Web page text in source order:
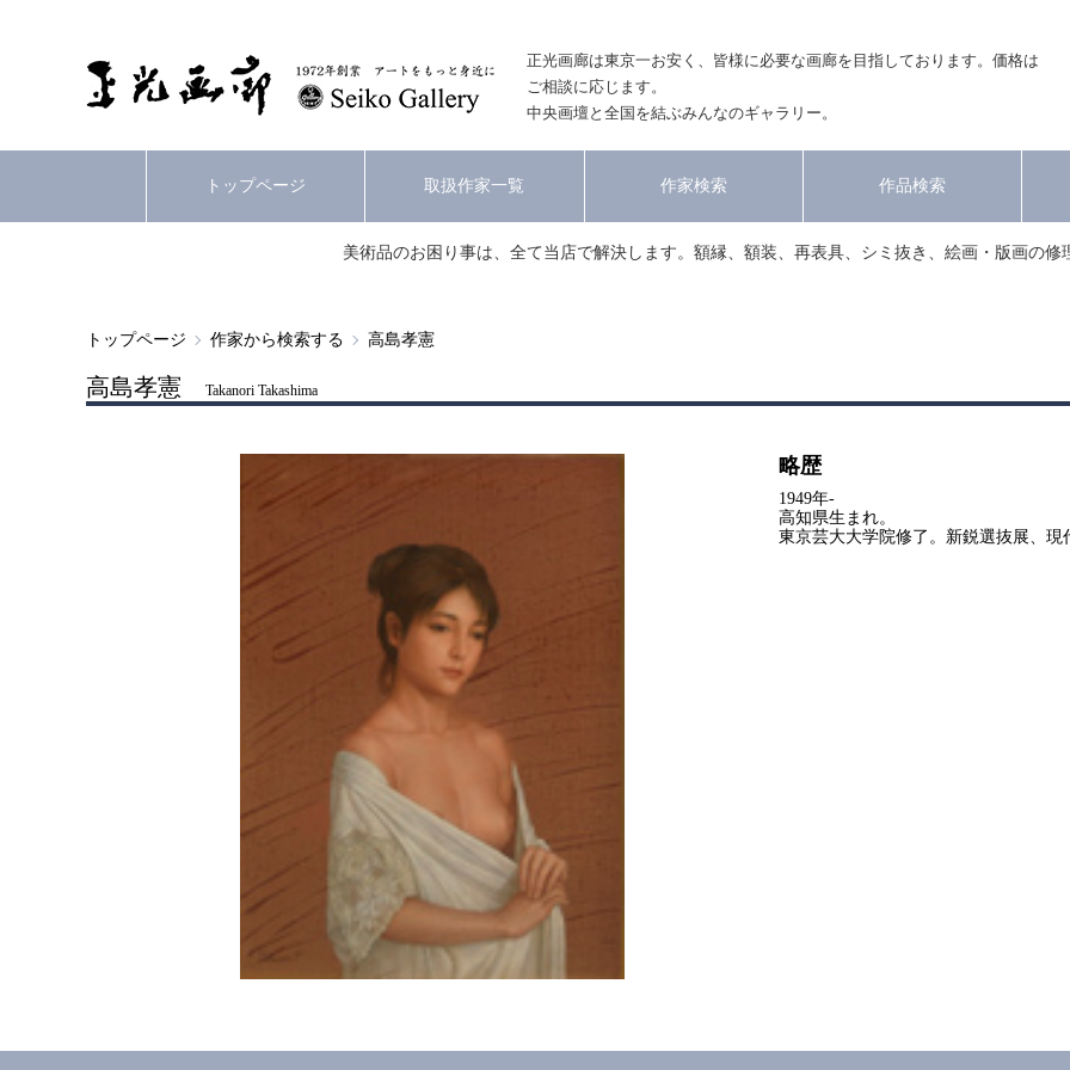
正光画廊は東京一お安く、皆様に必要な画廊を目指しております。価格は
ご相談に応じます。
中央画壇と全国を結ぶみんなのギャラリー。
トップページ 取扱作家一覧 作家検索 作品検索
美術品のお困り事は、全て当店で解決します。額縁、額装、再表具、シミ抜き、絵画・版画の修
トップページ 作家から検索する 高島孝憲
高島孝憲 Takanori Takashima
略歴
1949年-
高知県生まれ。
東京芸大大学院修了。新鋭選抜展、現